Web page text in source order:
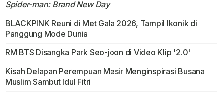
Spider-man: Brand New Day
BLACKPINK Reuni di Met Gala 2026, Tampil Ikonik di
Panggung Mode Dunia
RM BTS Disangka Park Seo-joon di Video Klip '2.0'
Kisah Delapan Perempuan Mesir Menginspirasi Busana
Muslim Sambut Idul Fitri